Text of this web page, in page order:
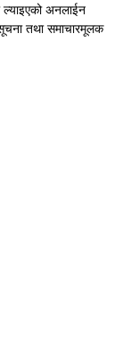
अनलाईन
तथा समाचारमूलक